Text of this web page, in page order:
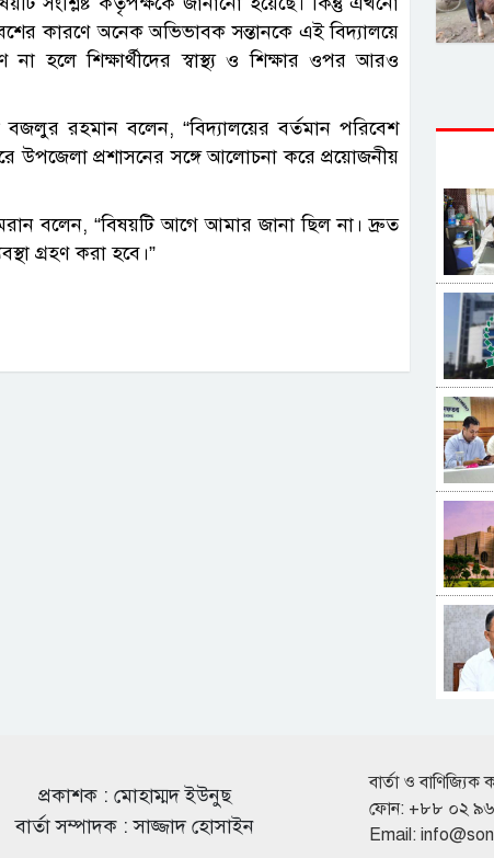
কারণে অনেক অভিভাবক সন্তানকে এই বিদ্যালয়ে
হলে শিক্ষার্থীদের স্বাস্থ্য ও শিক্ষার ওপর আরও
বজলুর রহমান বলেন, “বিদ্যালয়ের বর্তমান পরিবেশ
উপজেলা প্রশাসনের সঙ্গে আলোচনা করে প্রয়োজনীয়
বলেন, “বিষয়টি আগে আমার জানা ছিল না। দ্রুত
গ্রহণ করা হবে।”
প্রকাশক : মোহাম্মদ ইউনুছ
বার্তা সম্পাদক : সাজ্জাদ হোসাইন
বার্তা ও
ফোন: +৮৮ ০২
Email: